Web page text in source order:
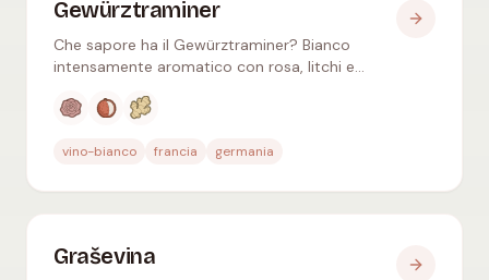
Gewürztraminer
Che sapore ha il Gewürztraminer? Bianco
intensamente aromatico con rosa, litchi e
cucina asiatica e formaggi.
Aromi tipici
vino-bianco francia germania
Graševina